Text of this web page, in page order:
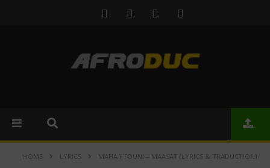
HOME LYRICS MAHA FTOUNI – MAASAT (LYRICS & TRADUCTION)